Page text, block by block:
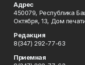
Адрес
450079, Республика
Октября, 13, Дом
Редакция
8(347) 292-77-63
Приемная